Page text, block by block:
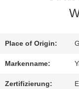
Place of Origin:
Markenname:
Zertifizierung: